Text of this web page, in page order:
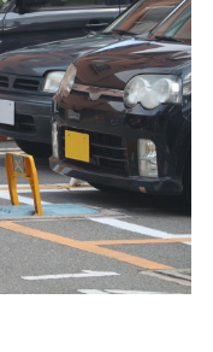
料請求